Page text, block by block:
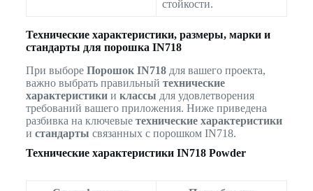
стойкости.
Технические характеристики, размеры, марки и
стандарты для порошка IN718
При выборе Порошок IN718для вашего проекта,
важно выбрать правильный технические
характеристикии классы для удовлетворения
требований вашего приложения. Ниже приведена
разбивка на ключевые технические характеристики
и стандарты связанных с порошком IN718.
Технические характеристики IN718 Powder